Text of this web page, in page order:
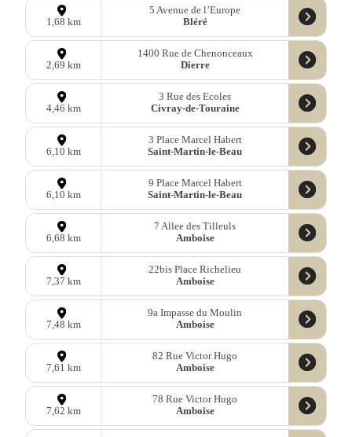
1,68 km
5 Avenue de l’Europe
Bléré
2,69 km
1400 Rue de Chenonceaux
Dierre
4,46 km
3 Rue des Ecoles
Civray-de-Touraine
6,10 km
3 Place Marcel Habert
Saint-Martin-le-Beau
6,10 km
9 Place Marcel Habert
Saint-Martin-le-Beau
6,68 km
7 Allee des Tilleuls
Amboise
7,37 km
22bis Place Richelieu
Amboise
7,48 km
9a Impasse du Moulin
Amboise
7,61 km
82 Rue Victor Hugo
Amboise
7,62 km
78 Rue Victor Hugo
Amboise